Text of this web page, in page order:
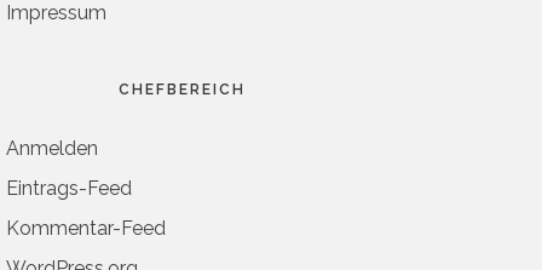
Impressum
CHEFBEREICH
Anmelden
Eintrags-Feed
Kommentar-Feed